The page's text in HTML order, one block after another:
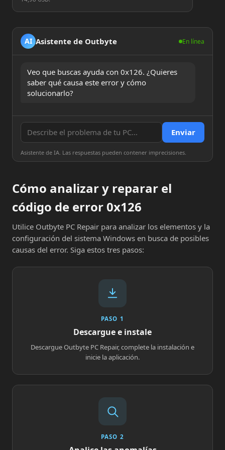
AI Asistente de Outbyte En línea
Veo que buscas ayuda con 0x126. ¿Quieres
saber qué causa este error y cómo
solucionarlo?
Enviar
Asistente de IA. Las respuestas pueden contener imprecisiones.
Cómo analizar y reparar el
código de error 0x126
Utilice Outbyte PC Repair para analizar los elementos y la
configuración del sistema Windows en busca de posibles
causas del error. Siga estos tres pasos:
PASO 1
Descargue e instale
Descargue Outbyte PC Repair, complete la instalación e
inicie la aplicación.
PASO 2